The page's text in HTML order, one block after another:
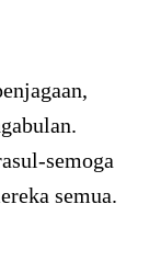
semoga
semua.